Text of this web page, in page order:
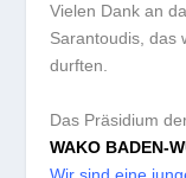
Vielen Dank an
Sarantoudis, das
durften.
Das Präsidium
WAKO BADEN-
Wir sind eine